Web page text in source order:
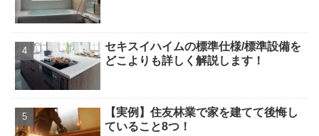
セキスイハイムの標準仕様/標準設備を
どこよりも詳しく解説します！
【実例】住友林業で家を建てて後悔し
ていること8つ！